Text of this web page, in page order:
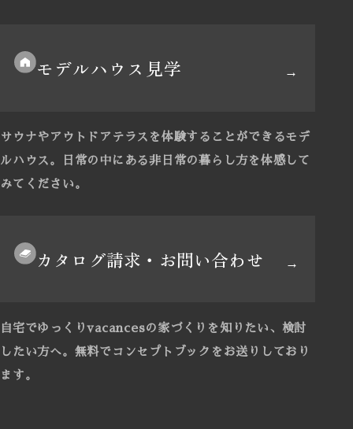
モデルハウス見学
サウナやアウトドアテラスを体験することができるモデ
ルハウス。
日常の中にある非日常の暮らし方を体感して
みてください。
カタログ請求・お問い合わせ
自宅でゆっくりvacancesの家づくりを知りたい、検討
したい方へ。 無料でコンセプトブックをお送りしており
ます。